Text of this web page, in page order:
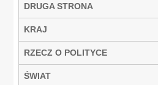
DRUGA STRONA
KRAJ
RZECZ O POLITYCE
ŚWIAT